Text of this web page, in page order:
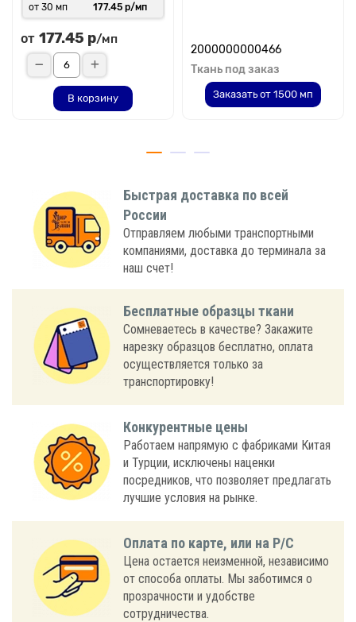
от 30 мп
177.45 р/мп
от 177.45 р/мп
В корзину
2000000000466
Ткань под заказ
Заказать от 1500 мп
Быстрая доставка по всей
России
Отправляем любыми транспортными
компаниями, доставка до терминала за
наш счет!
Бесплатные образцы ткани
Сомневаетесь в качестве? Закажите
нарезку образцов бесплатно, оплата
осуществляется только за
транспортировку!
Конкурентные цены
Работаем напрямую с фабриками Китая
и Турции, исключены наценки
посредников, что позволяет предлагать
лучшие условия на рынке.
Оплата по карте, или на Р/С
Цена остается неизменной, независимо
от способа оплаты. Мы заботимся о
прозрачности и удобстве
сотрудничества.